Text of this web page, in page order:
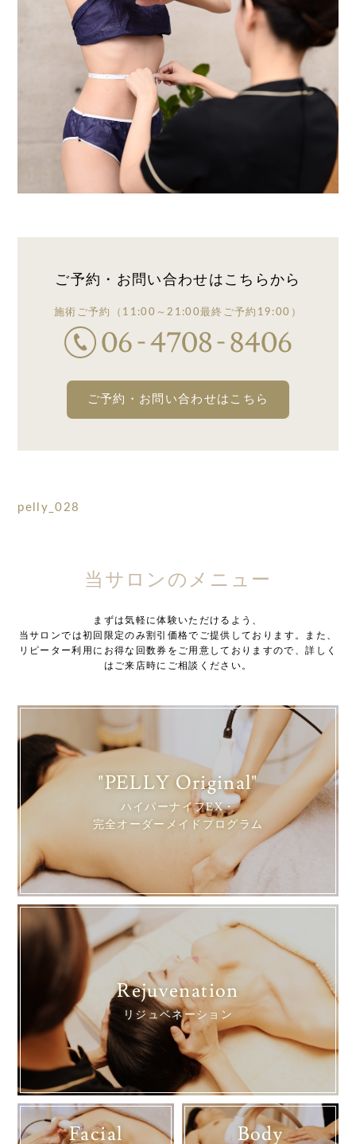
ご予約・お問い合わせはこちらから
施術ご予約 （11:00～21:00最終ご予約19:00）
ご予約・お問い合わせはこちら
pelly_028
当サロンのメニュー
まずは気軽に体験いただけるよう、
当サロンでは初回限定のみ割引価格でご提供しております。また、
リピーター利用にお得な回数券をご用意しておりますので、詳しく
はご来店時にご相談ください。
"PELLY Original"
ハイパーナイフEX・
完全オーダーメイドプログラム
Rejuvenation
リジュベネーション
Facial Body